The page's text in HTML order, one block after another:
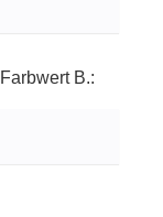
B.: